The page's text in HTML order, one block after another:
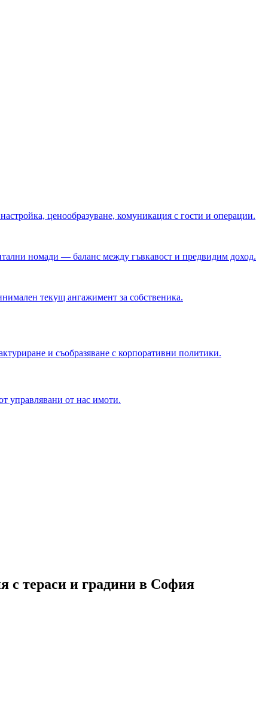
ценообразуване, комуникация с гости и операции.
номади — баланс между гъвкавост и предвидим доход.
текущ ангажимент за собственика.
и съобразяване с корпоративни политики.
управлявани от нас имоти.
с тераси и градини в София